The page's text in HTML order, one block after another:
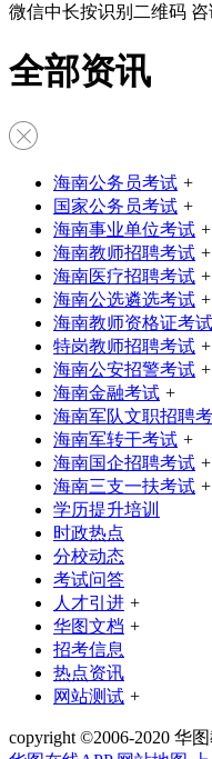
微信中长按识别二维码 咨
全部资讯
海南公务员考试 +
国家公务员考试 +
海南事业单位考试 +
海南教师招聘考试 +
海南医疗招聘考试 +
海南公选遴选考试 +
海南教师资格证考试
特岗教师招聘考试 +
海南公安招警考试 +
海南金融考试 +
海南军队文职招聘
海南军转干考试 +
海南国企招聘考试 +
海南三支一扶考试 +
学历提升培训
时政热点
分校动态
考试问答
人才引进 +
华图文档 +
招考信息
热点资讯
网站测试 +
copyright ©2006-2020 华